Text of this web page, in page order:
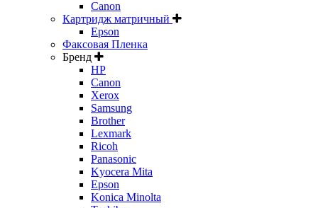
Canon
Картридж матричный
Epson
Факсовая Пленка
Бренд
HP
Canon
Xerox
Samsung
Brother
Lexmark
Ricoh
Panasonic
Kyocera Mita
Epson
Konica Minolta